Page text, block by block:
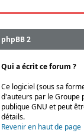
phpBB 2
Qui a écrit ce forum ?
Ce logiciel (sous sa
d'auteurs par leGroupe
publique GNU et peut
détails.
Revenir en haut de page